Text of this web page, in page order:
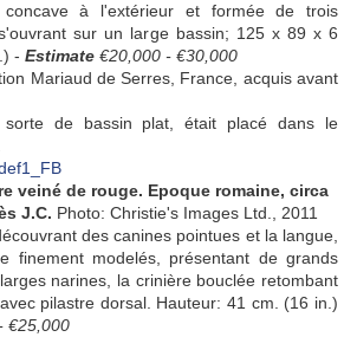
concave à l'extérieur et formée de trois
sur un large bassin; 125 x 89 x 6
- Estimate €20,000 - €30,000
Mariaud de Serres, France, acquis avant
de bassin plat, était placé dans le
veiné de rouge. Epoque romaine, circa
J.C. Photo: Christie's Images Ltd., 2011
des canines pointues et la langue,
finement modelés, présentant de grands
narines, la crinière bouclée retombant
pilastre dorsal. Hauteur: 41 cm. (16 in.)
€25,000